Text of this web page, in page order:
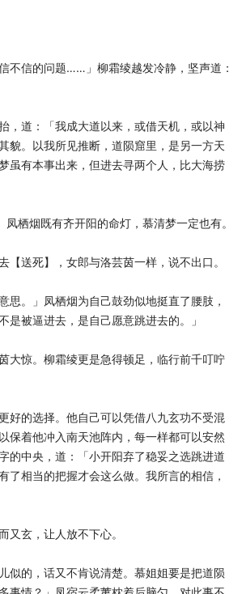
信的问题……」柳霜绫越发冷静，坚声道：
道：「我成大道以来，或借天机，或以神
貌。以我所见推断，道陨窟里，是另一方天
虽有本事出来，但进去寻两个人，比大海捞
烟既有齐开阳的命灯，慕清梦一定也有。
送死】，女郎与洛芸茵一样，说不出口。
。」凤栖烟为自己鼓劲似地挺直了腰肢，
是被逼进去，是自己愿意跳进去的。」
惊。柳霜绫更是急得顿足，临行前千叮咛
的选择。他自己可以凭借八九玄功不受混
保着他冲入南天池阵内，每一样都可以安然
的中央，道：「小开阳弃了稳妥之选跳进道
了相当的把握才会这么做。我所言的相信，
玄，让人放不下心。
的，话又不肯说清楚。慕姐姐要是把道陨